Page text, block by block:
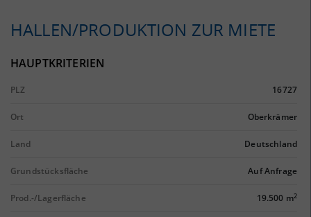
HALLEN/PRODUKTION ZUR MIETE
HAUPTKRITERIEN
PLZ 16727
Ort Oberkrämer
Land Deutschland
Grundstücksfläche Auf Anfrage
Prod.-/Lagerfläche 19.500 m2